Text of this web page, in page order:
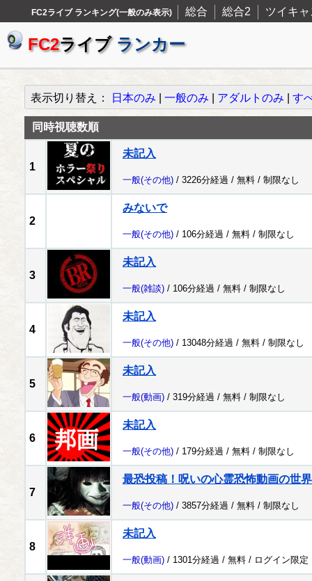
FC2ライブ ランキング(一般のみ表示) 総合 総合2 ツイキャ
FC2ライブ ランカー
表示切り替え： 日本のみ 一般のみ アダルトのみ す
同時視聴数順
1
未記入
一般(その他) / 3226分経過 / 無料 / 制限なし
2
みないで
一般(その他) / 106分経過 / 無料 / 制限なし
3
未記入
一般(雑談) / 106分経過 / 無料 / 制限なし
4
未記入
一般(その他) / 13048分経過 / 無料 / 制限なし
5
未記入
一般(動画) / 319分経過 / 無料 / 制限なし
6
未記入
一般(その他) / 179分経過 / 無料 / 制限なし
7
最恐投稿！呪いの心霊恐怖動画の世界
一般(その他) / 3857分経過 / 無料 / 制限なし
8
未記入
一般(動画) / 1301分経過 / 無料 / ログイン限定